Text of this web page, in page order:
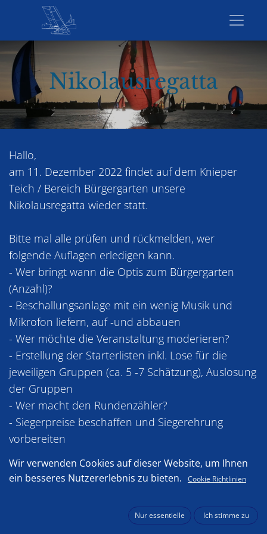
Nikolausregatta
Hallo,
am 11. Dezember 2022 findet auf dem Knieper
Teich / Bereich Bürgergarten unsere
Nikolausregatta wieder statt.
Bitte mal alle prüfen und rückmelden, wer
folgende Auflagen erledigen kann.
- Wer bringt wann die Optis zum Bürgergarten
(Anzahl)?
- Beschallungsanlage mit ein wenig Musik und
Mikrofon liefern, auf -und abbauen
- Wer möchte die Veranstaltung moderieren?
- Erstellung der Starterlisten inkl. Lose für die
jeweiligen Gruppen (ca. 5 -7 Schätzung), Auslosung
der Gruppen
- Wer macht den Rundenzähler?
- Siegerpreise beschaffen und Siegerehrung
vorbereiten
- Sponsoren ansprechen zwecks Werbung usw.
- Stellung / Besetzung Sicherheitsschlauchboot?
Der Bürgergarten (Herr Linke) wird ab 09:30 Uhr
Wir verwenden Cookies auf dieser Website, um Ihnen
ein besseres Nutzererlebnis zu bieten.
Cookie Richtlinien
Nur essentielle Ich stimme zu